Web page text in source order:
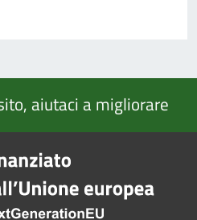
aiutaci a migliorare